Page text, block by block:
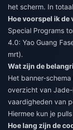
het scherm. In
Hoe voorspel ik de
Special Programs
4.0: Yao Guang
mrt).
Wat zijn de
Het banner-
overzicht van
vaardigheden van
Hiermee kun je
Hoe lang zijn de